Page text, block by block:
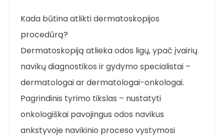
Kada būtina atlikti dermatoskopijos
procedūrą?
Dermatoskopiją atlieka odos ligų, ypač įvairių
navikų diagnostikos ir gydymo specialistai –
dermatologai ar dermatologai-onkologai.
Pagrindinis tyrimo tikslas – nustatyti
onkologiškai pavojingus odos navikus
ankstyvoje navikinio proceso vystymosi